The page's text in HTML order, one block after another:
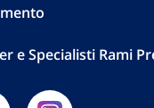
e Specialisti Rami